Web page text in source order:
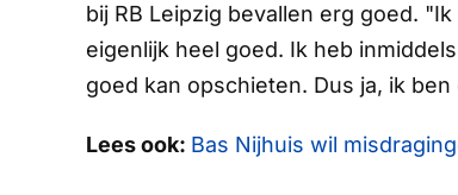
bij RB Leipzig bevallen erg goed.
eigenlijk heel goed. Ik heb
goed kan opschieten. Dus ja, ik
Lees ook: Bas Nijhuis wil